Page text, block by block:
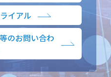
イアル
のお問い合わ